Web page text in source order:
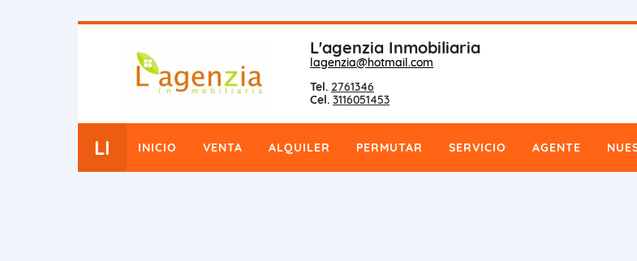
L'agenzia Inmobiliaria
lagenzia@hotmail.com
Tel. 2761346
Cel. 3116051453
LI INICIO VENTA ALQUILER PERMUTAR SERVICIO AGENTE